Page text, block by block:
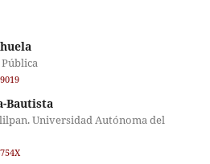
Bautista
Universidad Autónoma del